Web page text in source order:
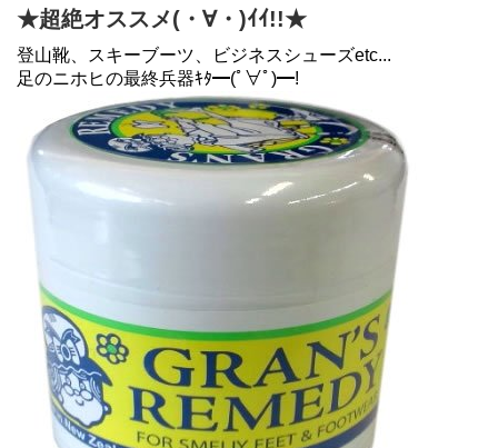
★超絶オススメ(・∀・)ｲｲ!!★
登山靴、スキーブーツ、ビジネスシューズetc...
足のニホヒの最終兵器ｷﾀ━(ﾟ∀ﾟ)━!